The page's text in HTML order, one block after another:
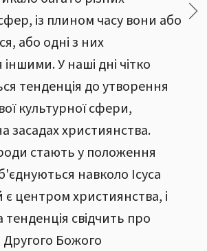
із плином часу вони або
або одні з них
У наші дні чітко
тенденція до утворення
культурної сфери,
засадах християнства.
стають у положення
навколо Ісуса
центром християнства, і
тенденція свідчить про
Другого Божого